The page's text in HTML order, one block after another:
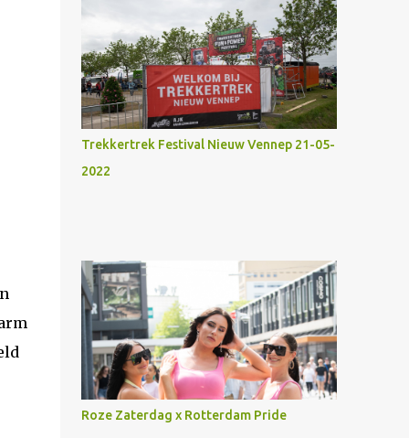
Trekkertrek Festival Nieuw Vennep 21-05-
2022
Roze Zaterdag x Rotterdam Pride